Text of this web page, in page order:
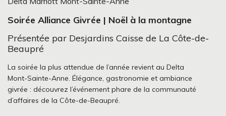
Soirée Alliance Givrée | Noël à la montagne
Présentée par Desjardins Caisse de La Côte-de-
Beaupré
La soirée la plus attendue de l’année revient au Delta
Mont-Sainte-Anne. Élégance, gastronomie et ambiance
givrée : découvrez l’événement phare de la communauté
d’affaires de la Côte-de-Beaupré.